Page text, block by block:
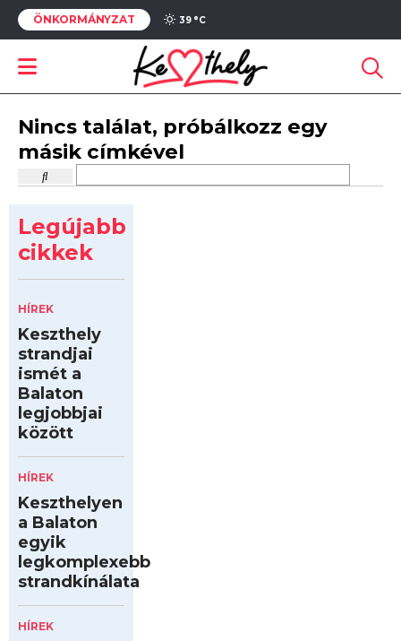
ÖNKORMÁNYZAT 39 °C
Nincs találat, próbálkozz egy
másik címkével
Legújabb
cikkek
HÍREK
Keszthely
strandjai
ismét a
Balaton
legjobbjai
között
HÍREK
Keszthelyen
a Balaton
egyik
legkomplexebb
strandkínálata
HÍREK